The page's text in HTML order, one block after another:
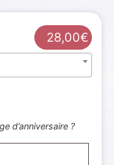
28,00€
d’anniversaire ?